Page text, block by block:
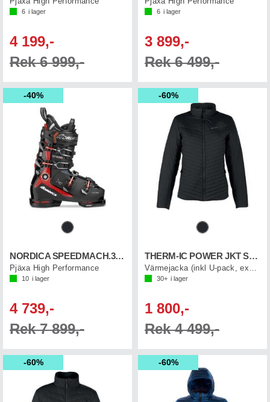
6 i lager
4 199,-
Rek 6 999,-
6 i lager
3 899,-
Rek 6 499,-
40%
NORDICA SPEEDMACH.3 130 S GW
Pjäxa High Performance
10 i lager
4 739,-
Rek 7 899,-
60%
THERM-IC POWER JKT SPEED WMN
Värmejacka (inkl U-pack, exkl.Powerbank)
30+ i lager
1 800,-
Rek 4 499,-
60% 60%